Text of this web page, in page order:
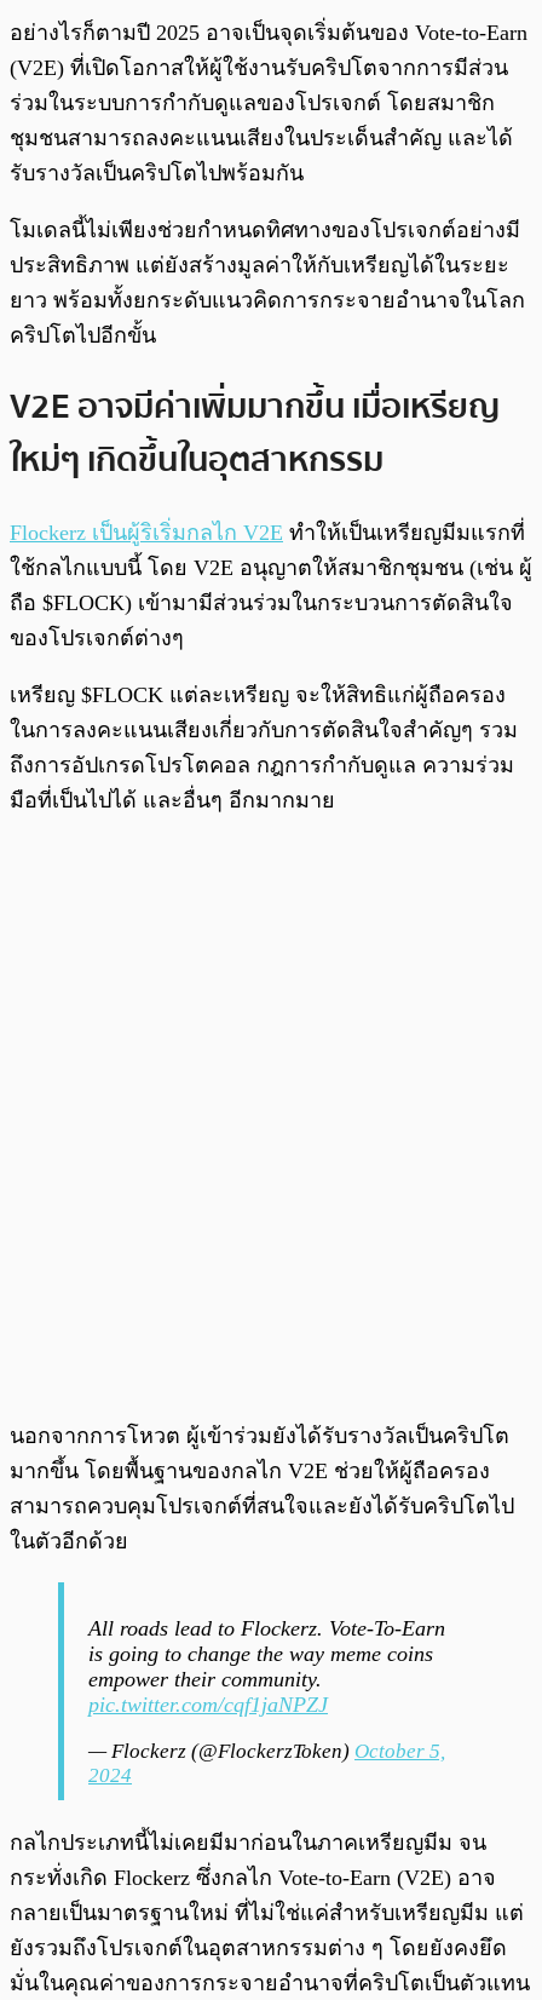
อย่างไรก็ตามปี 2025 อาจเป็นจุดเริ่มต้นของ Vote-to-Earn
(V2E) ที่เปิดโอกาสให้ผู้ใช้งานรับคริปโตจากการมีส่วน
ร่วมในระบบการกำกับดูแลของโปรเจกต์ โดยสมาชิก
ชุมชนสามารถลงคะแนนเสียงในประเด็นสำคัญ และได้
รับรางวัลเป็นคริปโตไปพร้อมกัน
โมเดลนี้ไม่เพียงช่วยกำหนดทิศทางของโปรเจกต์อย่างมี
ประสิทธิภาพ แต่ยังสร้างมูลค่าให้กับเหรียญได้ในระยะ
ยาว พร้อมทั้งยกระดับแนวคิดการกระจายอำนาจในโลก
คริปโตไปอีกขั้น
V2E อาจมีค่าเพิ่มมากขึ้น เมื่อเหรียญ
ใหม่ๆ เกิดขึ้นในอุตสาหกรรม
Flockerz เป็นผู้ริเริ่มกลไก V2E ทำให้เป็นเหรียญมีมแรกที่
ใช้กลไกแบบนี้ โดย V2E อนุญาตให้สมาชิกชุมชน (เช่น ผู้
ถือ $FLOCK) เข้ามามีส่วนร่วมในกระบวนการตัดสินใจ
ของโปรเจกต์ต่างๆ
เหรียญ $FLOCK แต่ละเหรียญ จะให้สิทธิแก่ผู้ถือครอง
ในการลงคะแนนเสียงเกี่ยวกับการตัดสินใจสำคัญๆ รวม
ถึงการอัปเกรดโปรโตคอล กฎการกำกับดูแล ความร่วม
มือที่เป็นไปได้ และอื่นๆ อีกมากมาย
นอกจากการโหวต ผู้เข้าร่วมยังได้รับรางวัลเป็นคริปโต
มากขึ้น โดยพื้นฐานของกลไก V2E ช่วยให้ผู้ถือครอง
สามารถควบคุมโปรเจกต์ที่สนใจและยังได้รับคริปโตไป
ในตัวอีกด้วย
All roads lead to Flockerz. Vote-To-Earn
is going to change the way meme coins
empower their community.
pic.twitter.com/cqf1jaNPZJ
— Flockerz (@FlockerzToken) October 5,
2024
กลไกประเภทนี้ไม่เคยมีมาก่อนในภาคเหรียญมีม จน
กระทั่งเกิด Flockerz ซึ่งกลไก Vote-to-Earn (V2E) อาจ
กลายเป็นมาตรฐานใหม่ ที่ไม่ใช่แค่สำหรับเหรียญมีม แต่
ยังรวมถึงโปรเจกต์ในอุตสาหกรรมต่าง ๆ โดยยังคงยึด
มั่นในคุณค่าของการกระจายอำนาจที่คริปโตเป็นตัวแทน